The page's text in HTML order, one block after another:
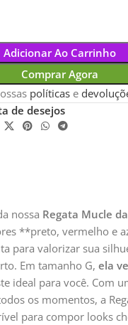
Adicionar Ao Carrinho
Comprar Agora
políticas e
de desejos
nossa Regata Mucle
**preto, vermelho e
para valorizar sua
Em tamanho G, ela
ideal para você. Com
os momentos, a
para compor looks